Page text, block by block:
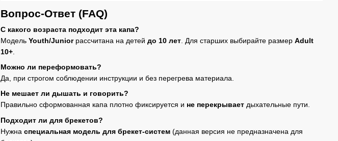
Вопрос-Ответ (FAQ)
С какого возраста подходит эта капа?
Модель Youth/Juniorрассчитана на детей до 10 лет . Для старших выбирайте размер Adult
10+
Можно ли переформовать?
Да, при строгом соблюдении инструкции и без перегрева материала.
Не мешает ли дышать и говорить?
Правильно сформованная капа плотно фиксируется и не перекрывает дыхательные пути.
Подходит ли для брекетов?
Нужна специальная модель для брекет-систем (данная версия не предназначена для